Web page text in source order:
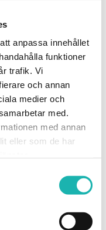
anpassa innehållet
funktioner
trafik. Vi
och annan
medier och
med.
med annan
eller som de har